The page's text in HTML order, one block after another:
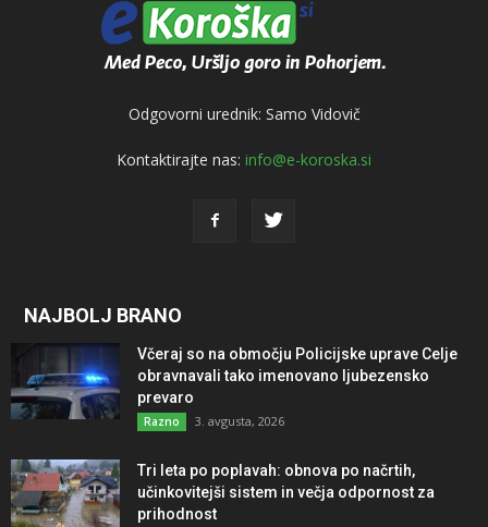
Odgovorni urednik: Samo Vidovič
Kontaktirajte nas: info@e-koroska.si
NAJBOLJ BRANO
Včeraj so na območju Policijske uprave Celje
obravnavali tako imenovano ljubezensko
prevaro
Razno 3. avgusta, 2026
Tri leta po poplavah: obnova po načrtih,
učinkovitejši sistem in večja odpornost za
prihodnost